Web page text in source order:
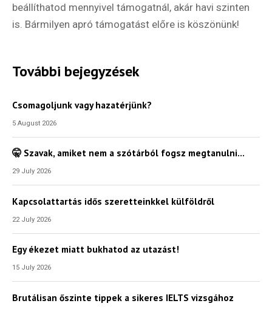
beállíthatod mennyivel támogatnál, akár havi szinten
is. Bármilyen apró támogatást előre is köszönünk!
További bejegyzések
Csomagoljunk vagy hazatérjünk?
5 August 2026
🤫 Szavak, amiket nem a szótárból fogsz megtanulni…
29 July 2026
Kapcsolattartás idős szeretteinkkel külföldről
22 July 2026
Egy ékezet miatt bukhatod az utazást!
15 July 2026
Brutálisan őszinte tippek a sikeres IELTS vizsgához